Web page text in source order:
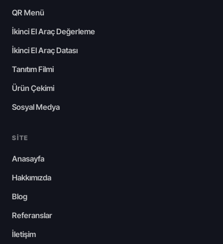
QR Menü
İkinci El Araç Değerleme
İkinci El Araç Datası
Tanıtım Filmi
Ürün Çekimi
Sosyal Medya
SITE
Anasayfa
Hakkımızda
Blog
Referanslar
İletişim